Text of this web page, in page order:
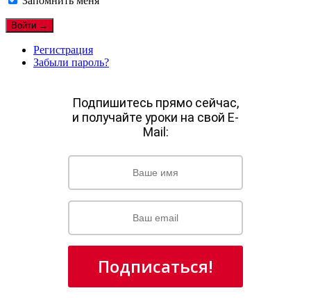
Регистрация
Забыли пароль?
Подпишитесь прямо сейчас,
и получайте уроки на свой E-
Mail:
Подписаться!